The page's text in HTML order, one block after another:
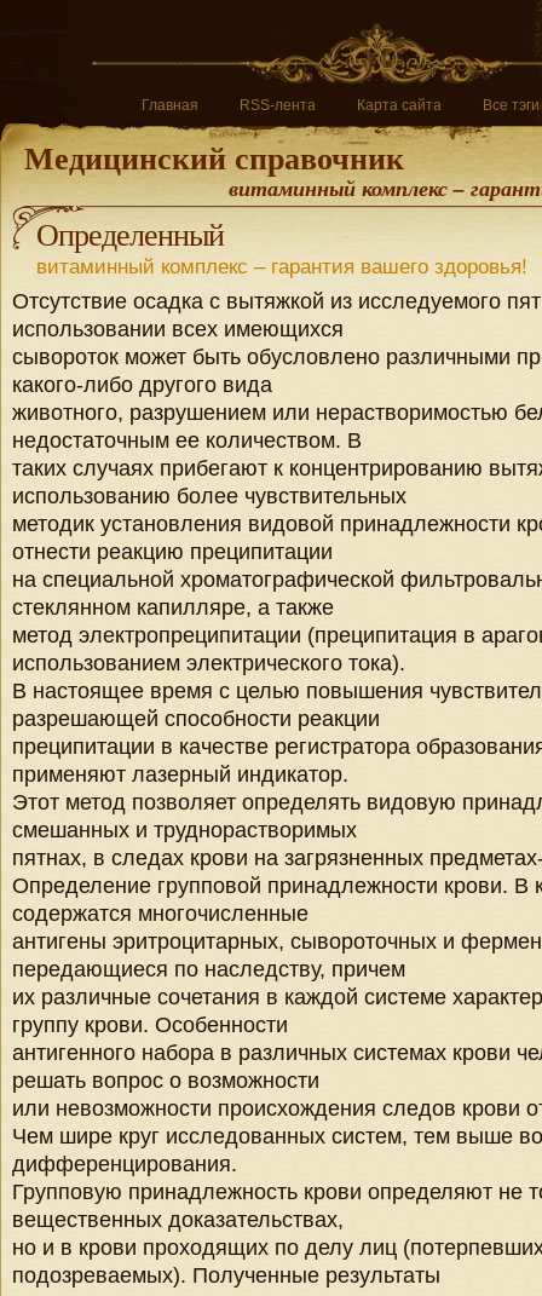
Главная RSS-лента Карта сайта Все тэги
Медицинский справочник
витаминный комплекс –
Определенный
витаминный комплекс – гарантия вашего здоровья!
Отсутствие осадка с вытяжкой из исследуемого
использовании всех имеющихся
сывороток может быть обусловлено различными
какого-либо другого вида
животного, разрушением или нерастворимостью
недостаточным ее количеством. В
таких случаях прибегают к концентрированию
использованию более чувствительных
методик установления видовой принадлежности
отнести реакцию преципитации
на специальной хроматографической
стеклянном капилляре, а также
метод электропреципитации (преципитация в
использованием электрического тока).
В настоящее время с целью повышения
разрешающей способности реакции
преципитации в качестве регистратора
применяют лазерный индикатор.
Этот метод позволяет определять видовую
смешанных и труднорастворимых
пятнах, в следах крови на загрязненных
Определение групповой принадлежности крови. В
содержатся многочисленные
антигены эритроцитарных, сывороточных и
передающиеся по наследству, причем
их различные сочетания в каждой системе
группу крови. Особенности
антигенного набора в различных системах крови
решать вопрос о возможности
или невозможности происхождения следов крови
Чем шире круг исследованных систем, тем выше
дифференцирования.
Групповую принадлежность крови определяют не
вещественных доказательствах,
но и в крови проходящих по делу лиц
подозреваемых). Полученные результаты